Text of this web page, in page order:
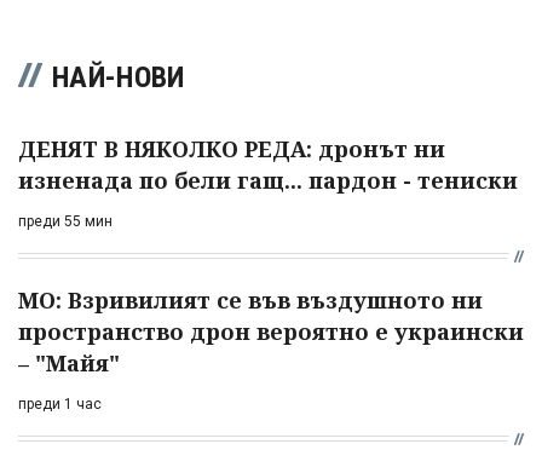
НАЙ-НОВИ
ДЕНЯТ В НЯКОЛКО РЕДА: дронът ни
изненада по бели гащ... пардон - тениски
преди 55 мин
МО: Взривилият се във въздушното ни
пространство дрон вероятно е украински
– "Майя"
преди 1 час